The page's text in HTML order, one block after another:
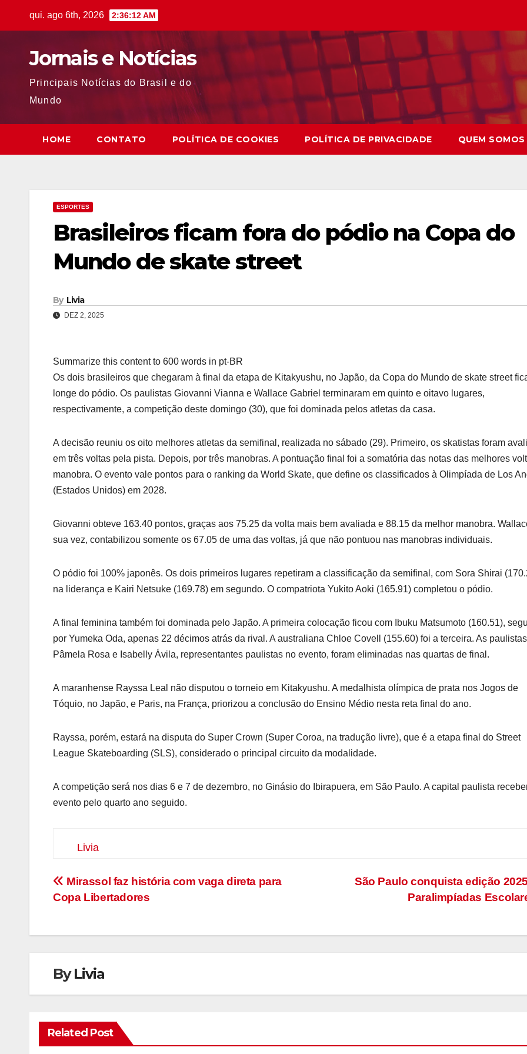
qui. ago 6th, 2026 2:36:13 AM
Jornais e Notícias
Principais Notícias do Brasil e do
Mundo
HOME CONTATO POLÍTICA DE COOKIES POLÍTICA DE PRIVACIDADE QUEM SOMOS
ESPORTES
Brasileiros ficam fora do pódio na Copa do
Mundo de skate street
By Livia
DEZ 2, 2025
Summarize this content to 600 words in pt-BR
Os dois brasileiros que chegaram à final da etapa de Kitakyushu, no Japão, da Copa do Mundo de skate street
longe do pódio. Os paulistas Giovanni Vianna e Wallace Gabriel terminaram em quinto e oitavo lugares,
respectivamente, a competição deste domingo (30), que foi dominada pelos atletas da casa.
A decisão reuniu os oito melhores atletas da semifinal, realizada no sábado (29). Primeiro, os skatistas foram
em três voltas pela pista. Depois, por três manobras. A pontuação final foi a somatória das notas das melhores
manobra. O evento vale pontos para o ranking da World Skate, que define os classificados à Olimpíada de Los
(Estados Unidos) em 2028.
Giovanni obteve 163.40 pontos, graças aos 75.25 da volta mais bem avaliada e 88.15 da melhor manobra.
sua vez, contabilizou somente os 67.05 de uma das voltas, já que não pontuou nas manobras individuais.
O pódio foi 100% japonês. Os dois primeiros lugares repetiram a classificação da semifinal, com Sora Shirai
na liderança e Kairi Netsuke (169.78) em segundo. O compatriota Yukito Aoki (165.91) completou o pódio.
A final feminina também foi dominada pelo Japão. A primeira colocação ficou com Ibuku Matsumoto (160.51),
por Yumeka Oda, apenas 22 décimos atrás da rival. A australiana Chloe Covell (155.60) foi a terceira. As paulistas
Pâmela Rosa e Isabelly Ávila, representantes paulistas no evento, foram eliminadas nas quartas de final.
A maranhense Rayssa Leal não disputou o torneio em Kitakyushu. A medalhista olímpica de prata nos Jogos de
Tóquio, no Japão, e Paris, na França, priorizou a conclusão do Ensino Médio nesta reta final do ano.
Rayssa, porém, estará na disputa do Super Crown (Super Coroa, na tradução livre), que é a etapa final do Street
League Skateboarding (SLS), considerado o principal circuito da modalidade.
A competição será nos dias 6 e 7 de dezembro, no Ginásio do Ibirapuera, em São Paulo. A capital paulista
evento pelo quarto ano seguido.
Livia
Navegação
de
Post
São Paulo conquista edição
Paralimpíadas
Mirassol faz história com vaga direta para
Copa Libertadores
ByLivia
Related Post